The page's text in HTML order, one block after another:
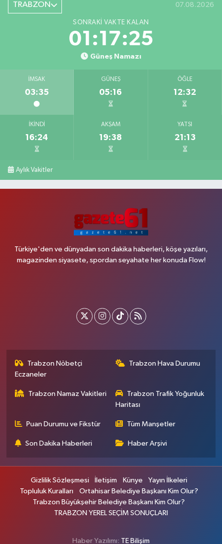
TRABZON 07.08.2026
SONRAKI VAKTE KALAN
01:17:24
Güneş Namazı
İMSAK
03:35
GÜNEŞ
05:16
ÖĞLE
12:32
İKINDI
16:24
AKŞAM
19:38
YATSI
21:13
Aylık Vakitler
Türkiye'den ve dünyadan son dakika haberleri, köşe yazıları,
magazinden siyasete, spordan seyahate her konuda Flow!
Trabzon Nöbetçi
Eczaneler
Trabzon Hava Durumu
Trabzon Namaz Vakitleri
Trabzon Trafik Yoğunluk
Haritası
Puan Durumu ve Fikstür Tüm Manşetler
Son Dakika Haberleri Haber Arşivi
Gizlilik Sözleşmesi İletişim Künye
Yayın İlkeleri
Topluluk Kuralları
Ortahisar Belediye Başkanı Kim Olur?
Trabzon Büyükşehir Belediye Başkanı Kim Olur?
TRABZON YEREL SEÇİM SONUÇLARI
Haber Yazılımı: TE Bilişim